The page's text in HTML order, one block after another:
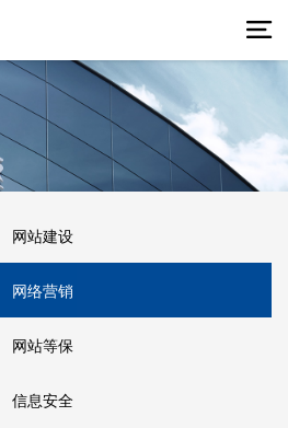
网站建设
网络营销
网站等保
信息安全